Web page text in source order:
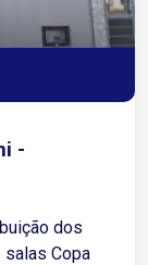
-
dos